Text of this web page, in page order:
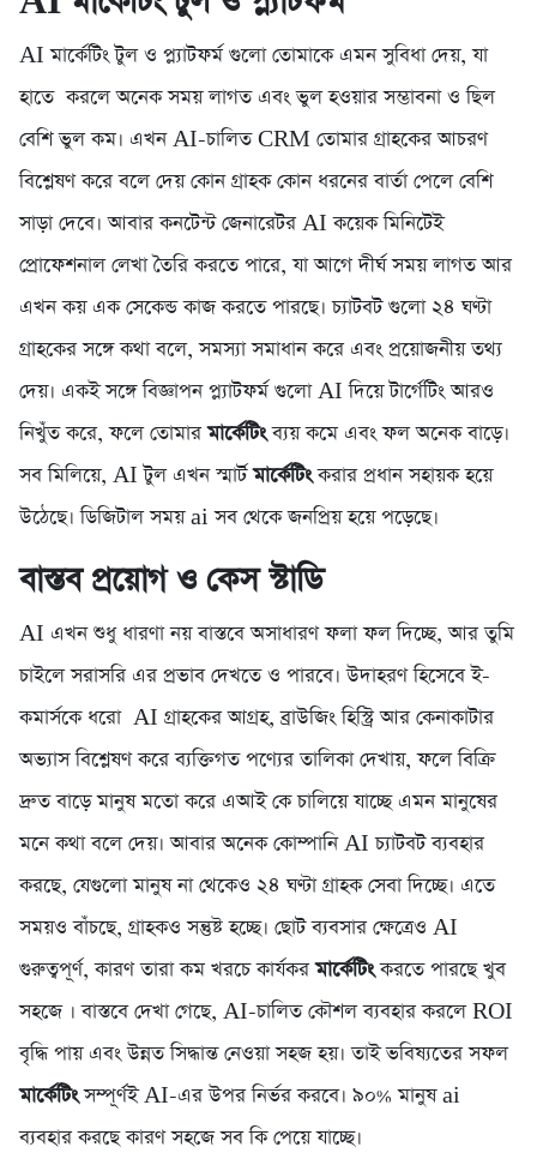
AI মার্কেটিং টুল ও প্ল্যাটফর্ম গুলো তোমাকে এমন সুবিধা দেয়, যা
হাতে করলে অনেক সময় লাগত এবং ভুল হওয়ার সম্ভাবনা ও ছিল
বেশি ভুল কম। এখন AI-চালিত CRM তোমার গ্রাহকের আচরণ
বিশ্লেষণ করে বলে দেয় কোন গ্রাহক কোন ধরনের বার্তা পেলে বেশি
সাড়া দেবে। আবার কনটেন্ট জেনারেটর AI কয়েক মিনিটেই
প্রোফেশনাল লেখা তৈরি করতে পারে, যা আগে দীর্ঘ সময় লাগত আর
এখন কয় এক সেকেন্ড কাজ করতে পারছে। চ্যাটবট গুলো ২৪ ঘণ্টা
গ্রাহকের সঙ্গে কথা বলে, সমস্যা সমাধান করে এবং প্রয়োজনীয় তথ্য
দেয়। একই সঙ্গে বিজ্ঞাপন প্ল্যাটফর্ম গুলো AI দিয়ে টার্গেটিং আরও
নিখুঁত করে, ফলে তোমারমার্কেটিংব্যয় কমে এবং ফল অনেক বাড়ে।
সব মিলিয়ে, AI টুল এখন স্মার্টমার্কেটিংকরার প্রধান সহায়ক হয়ে
উঠেছে। ডিজিটাল সময় ai সব থেকে জনপ্রিয় হয়ে পড়েছে।
বাস্তব প্রয়োগ ও কেস স্টাডি
AI এখন শুধু ধারণা নয় বাস্তবে অসাধারণ ফলা ফল দিচ্ছে, আর তুমি
চাইলে সরাসরি এর প্রভাব দেখতে ও পারবে। উদাহরণ হিসেবে ই-
কমার্সকে ধরো AI গ্রাহকের আগ্রহ, ব্রাউজিং হিস্ট্রি আর কেনাকাটার
অভ্যাস বিশ্লেষণ করে ব্যক্তিগত পণ্যের তালিকা দেখায়, ফলে বিক্রি
দ্রুত বাড়ে মানুষ মতো করে এআই কে চালিয়ে যাচ্ছে এমন মানুষের
মনে কথা বলে দেয়। আবার অনেক কোম্পানি AI চ্যাটবট ব্যবহার
করছে, যেগুলো মানুষ না থেকেও ২৪ ঘণ্টা গ্রাহক সেবা দিচ্ছে। এতে
সময়ও বাঁচছে, গ্রাহকও সন্তুষ্ট হচ্ছে। ছোট ব্যবসার ক্ষেত্রেও AI
গুরুত্বপূর্ণ, কারণ তারা কম খরচে কার্যকরমার্কেটিংকরতে পারছে খুব
সহজে । বাস্তবে দেখা গেছে, AI-চালিত কৌশল ব্যবহার করলে ROI
বৃদ্ধি পায় এবং উন্নত সিদ্ধান্ত নেওয়া সহজ হয়। তাই ভবিষ্যতের সফল
মার্কেটিংসম্পূর্ণই AI-এর উপর নির্ভর করবে। ৯০% মানুষ ai
ব্যবহার করছে কারণ সহজে সব কি পেয়ে যাচ্ছে।